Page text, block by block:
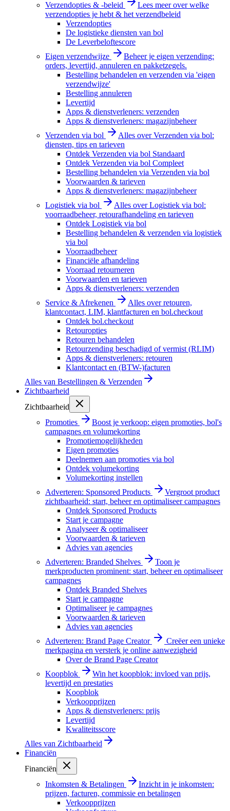
Verzendopties & -beleid
Lees meer over welke
verzendopties je hebt & het verzendbeleid
Verzendopties
De logistieke diensten van bol
De Leverbeloftescore
Eigen verzendwijze
Beheer je eigen verzending:
orders, levertijd, annuleren en pakketzegels.
Bestelling behandelen en verzenden via 'eigen
verzendwijze'
Bestelling annuleren
Levertijd
Apps & dienstverleners: verzenden
Apps & dienstverleners: magazijnbeheer
Verzenden via bol
Alles over Verzenden via bol:
diensten, tips en tarieven
Ontdek Verzenden via bol Standaard
Ontdek Verzenden via bol Compleet
Bestelling behandelen via Verzenden via bol
Voorwaarden & tarieven
Apps & dienstverleners: magazijnbeheer
Logistiek via bol
Alles over Logistiek via bol:
voorraadbeheer, retourafhandeling en tarieven
Ontdek Logistiek via bol
Bestelling behandelen & verzenden via logistiek
via bol
Voorraadbeheer
Financiële afhandeling
Voorraad retourneren
Voorwaarden en tarieven
Apps & dienstverleners: verzenden
Service & Afrekenen
Alles over retouren,
klantcontact, LIM, klantfacturen en bol.checkout
Ontdek bol.checkout
Retouropties
Retouren behandelen
Retourzending beschadigd of vermist (RLIM)
Apps & dienstverleners: retouren
Klantcontact en (BTW-)facturen
Alles van Bestellingen & Verzenden
Zichtbaarheid
Zichtbaarheid
Promoties
Boost je verkoop: eigen promoties, bol's
campagnes en volumekorting
Promotiemogelijkheden
Eigen promoties
Deelnemen aan promoties via bol
Ontdek volumekorting
Volumekorting instellen
Adverteren: Sponsored Products
Vergroot product
zichtbaarheid: start, beheer en optimaliseer campagnes
Ontdek Sponsored Products
Start je campagne
Analyseer & optimaliseer
Voorwaarden & tarieven
Advies van agencies
Adverteren: Branded Shelves
Toon je
merkproducten prominent: start, beheer en optimaliseer
campagnes
Ontdek Branded Shelves
Start je campagne
Optimaliseer je campagnes
Voorwaarden & tarieven
Advies van agencies
Adverteren: Brand Page Creator
Creëer een unieke
merkpagina en versterk je online aanwezigheid
Over de Brand Page Creator
Koopblok
Win het koopblok: invloed van prijs,
levertijd en prestaties
Koopblok
Verkoopprijzen
Apps & dienstverleners: prijs
Levertijd
Kwaliteitsscore
Alles van Zichtbaarheid
Financiën
Financiën
Inkomsten & Betalingen
Inzicht in je inkomsten:
prijzen, facturen, commissie en betalingen
Verkoopprijzen